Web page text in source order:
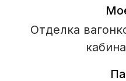
Строим
Каркасные и СИП
Садовые и